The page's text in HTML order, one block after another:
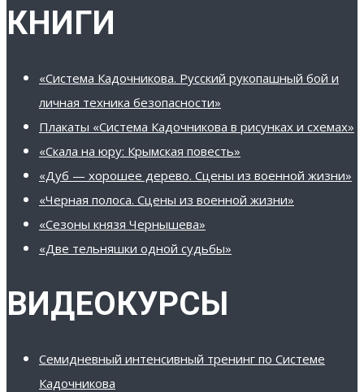
КНИГИ
«Система Кадочникова. Русский рукопашный бой и
личная техника безопасности»
Плакаты «Система Кадочникова в рисунках и схемах»
«Скала на юру: Крымская повесть»
«Дуб — хорошее дерево. Сцены из военной жизни»
«Черная полоса. Сцены из военной жизни»
«Сезоны князя Чернышева»
«Две тельняшки одной судьбы»
ВИДЕОКУРСЫ
Семидневный интенсивный тренинг по Системе
Кадочникова